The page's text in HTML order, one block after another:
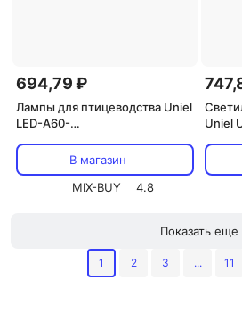
694,79 ₽
Лампы для птицеводства Uniel
LED-A60-
PLO65WH, цена за 1 шт
В магазин
MIX-BUY
4.8
Uniel
Показать еще
1 2 3 ... 11